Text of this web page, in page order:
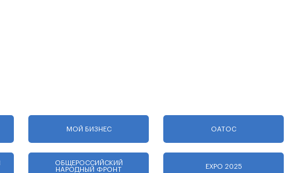
МОЙ БИЗНЕС ОАТОС
ОБЩЕРОССИЙСКИЙ
НАРОДНЫЙ ФРОНТ
EXPO 2025